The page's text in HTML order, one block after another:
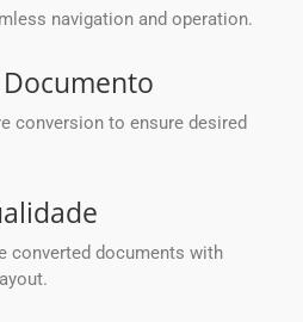
navigation and operation.
conversion to ensure desired
converted documents with